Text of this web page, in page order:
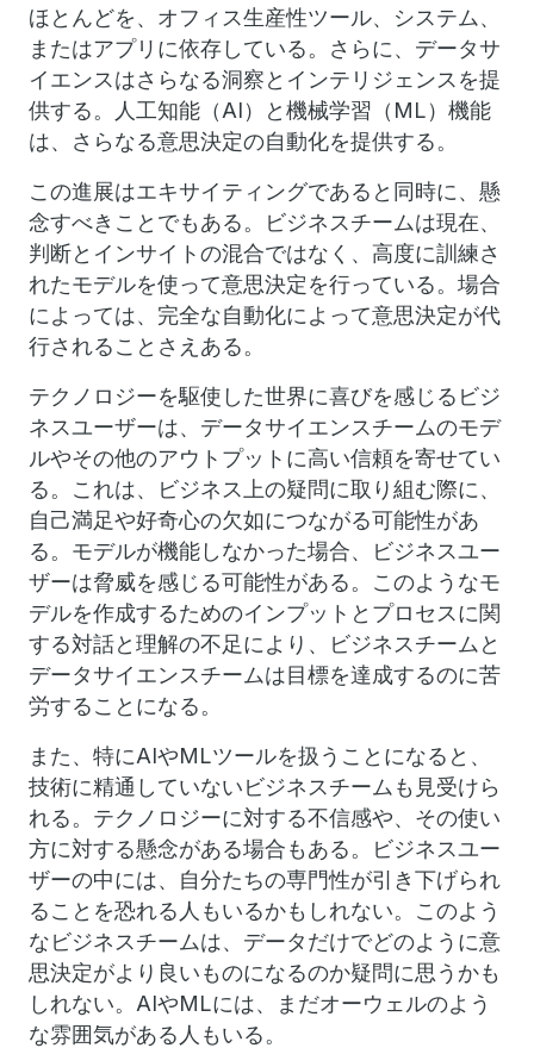
ほとんどを、オフィス生産性ツール、システム、
またはアプリに依存している。さらに、データサ
イエンスはさらなる洞察とインテリジェンスを提
供する。人工知能（AI）と機械学習（ML）機能
は、さらなる意思決定の自動化を提供する。
この進展はエキサイティングであると同時に、懸
念すべきことでもある。ビジネスチームは現在、
判断とインサイトの混合ではなく、高度に訓練さ
れたモデルを使って意思決定を行っている。場合
によっては、完全な自動化によって意思決定が代
行されることさえある。
テクノロジーを駆使した世界に喜びを感じるビジ
ネスユーザーは、データサイエンスチームのモデ
ルやその他のアウトプットに高い信頼を寄せてい
る。これは、ビジネス上の疑問に取り組む際に、
自己満足や好奇心の欠如につながる可能性があ
る。モデルが機能しなかった場合、ビジネスユー
ザーは脅威を感じる可能性がある。このようなモ
デルを作成するためのインプットとプロセスに関
する対話と理解の不足により、ビジネスチームと
データサイエンスチームは目標を達成するのに苦
労することになる。
また、特にAIやMLツールを扱うことになると、
技術に精通していないビジネスチームも見受けら
れる。テクノロジーに対する不信感や、その使い
方に対する懸念がある場合もある。ビジネスユー
ザーの中には、自分たちの専門性が引き下げられ
ることを恐れる人もいるかもしれない。このよう
なビジネスチームは、データだけでどのように意
思決定がより良いものになるのか疑問に思うかも
しれない。AIやMLには、まだオーウェルのよう
な雰囲気がある人もいる。